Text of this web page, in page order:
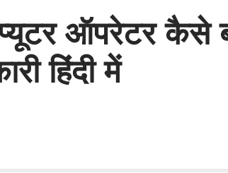
ऑपरेटर कैसे
हिंदी में